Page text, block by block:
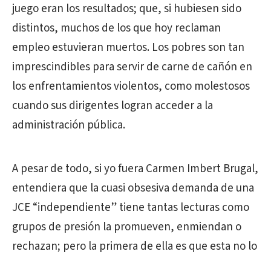
juego eran los resultados; que, si hubiesen sido
distintos, muchos de los que hoy reclaman
empleo estuvieran muertos. Los pobres son tan
imprescindibles para servir de carne de cañón en
los enfrentamientos violentos, como molestosos
cuando sus dirigentes logran acceder a la
administración pública.
A pesar de todo, si yo fuera Carmen Imbert Brugal,
entendiera que la cuasi obsesiva demanda de una
JCE “independiente” tiene tantas lecturas como
grupos de presión la promueven, enmiendan o
rechazan; pero la primera de ella es que esta no lo